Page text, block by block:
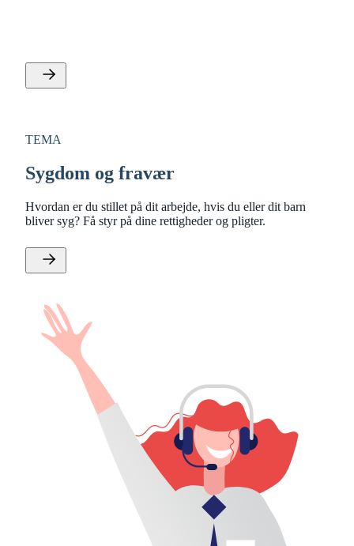
TEMA
Sygdom og fravær
Hvordan er du stillet på dit arbejde, hvis du eller dit barn
bliver syg? Få styr på dine rettigheder og pligter.